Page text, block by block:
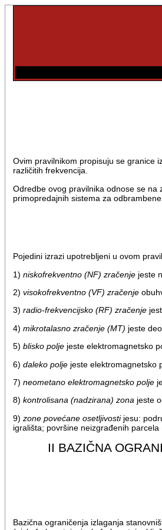
Ovim pravilnikom propisuju se granice
različitih frekvencija.
Odredbe ovog pravilnika odnose se na
primopredajnih sistema za
Pojedini izrazi upotrebljeni u ovom
1)niskofrekventno (NF) zračenje jeste
2)visokofrekventno (VF) zračenje
3)radio-frekvencijsko (RF) zračenje
4)mikrotalasno zračenje (MT) jeste
5)blisko polje jeste elektromagnetsko
6)daleko polje jeste elektromagnetsko
7)neometano elektromagnetsko polje
8)kontrolisana (nadzirana) zona jeste
9)zone povećane osetljivostijesu:
igrališta; površine neizgrađenih
II BAZIČNA
Bazična ograničenja izlaganja